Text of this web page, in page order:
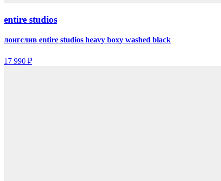
entire studios
лонгслив entire studios heavy boxy washed black
17 990 ₽